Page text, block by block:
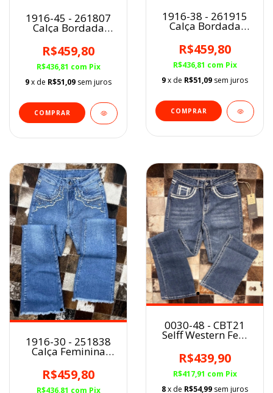
1916-45 - 261807
Calça Bordada
Flare Minuty
R$459,80
R$436,81 com Pix
9x de R$51,09 sem juros
COMPRAR
1916-38 - 261915
Calça Bordada
Flare Minuty
R$459,80
R$436,81 com Pix
9x de R$51,09 sem juros
COMPRAR
1916-30 - 251838
Calça Feminina
Minuty Cós Alto /
Bordada Flare
R$459,80
R$436,81 com Pix
0030-48 - CBT21
Selff Western Fem
R$439,90
R$417,91 com Pix
8x de R$54,99 sem juros